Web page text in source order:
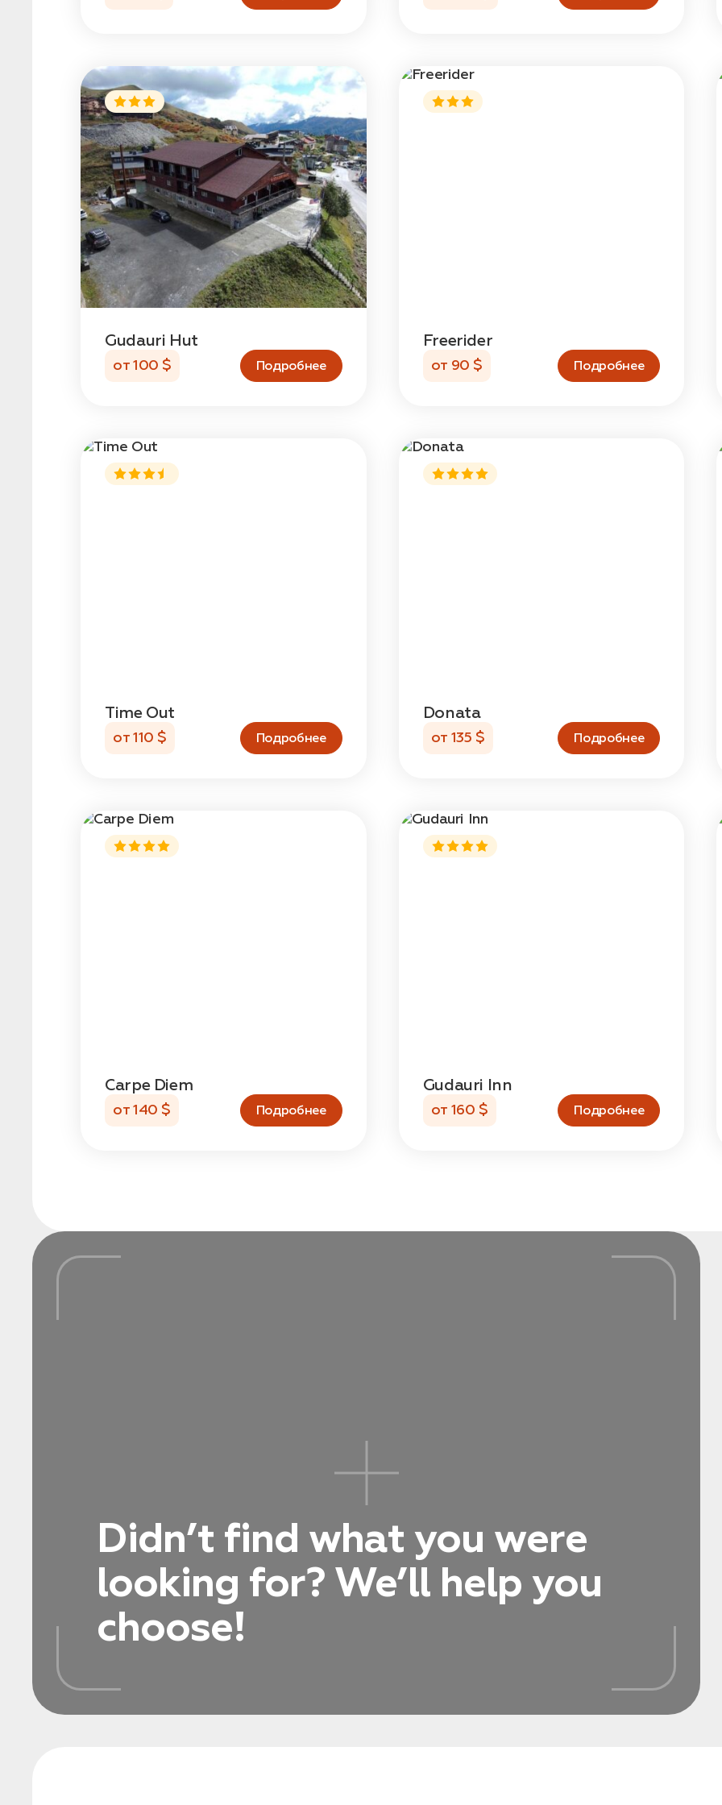
Gudauri Hut
от 100 $ Подробнее
Freerider
от 90 $ Подробнее
Time Out
от 110 $ Подробнее
Donata
от 135 $ Подробнее
Carpe Diem
от 140 $ Подробнее
Gudauri Inn
от 160 $ Подробнее
Didn’t find what you were
looking for? We’ll help you
choose!
Заявка успешно
отправлена!